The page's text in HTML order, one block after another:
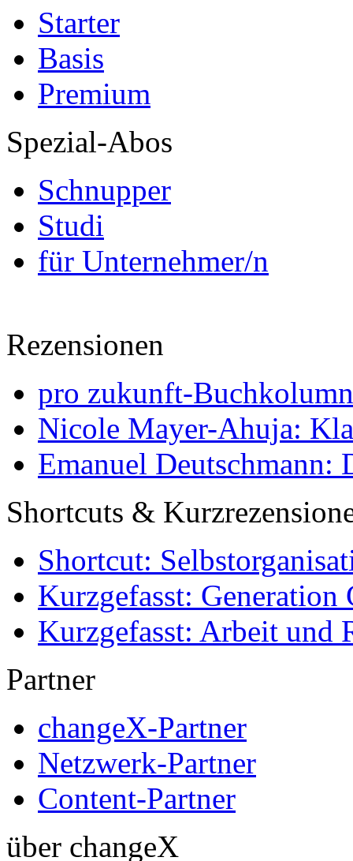
Starter
Basis
Premium
Spezial-Abos
Schnupper
Studi
für Unternehmer/n
Rezensionen
pro zukunft-
Nicole Mayer-Ahuja:
Emanuel Deutschmann:
Shortcuts &
Shortcut:
Kurzgefasst: Generation
Kurzgefasst: Arbeit und
Partner
changeX-Partner
Netzwerk-Partner
Content-Partner
über changeX